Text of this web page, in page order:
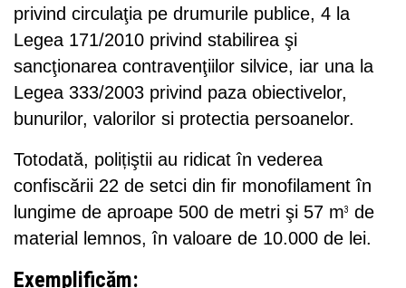
privind circulaţia pe drumurile publice, 4 la
Legea 171/2010 privind stabilirea şi
sancţionarea contravenţiilor silvice, iar una la
Legea 333/2003 privind paza obiectivelor,
bunurilor, valorilor si protectia persoanelor.
Totodată, polițiştii au ridicat în vederea
confiscării 22 de setci din fir monofilament în
lungime de aproape 500 de metri şi 57 m3
de
material lemnos, în valoare de 10.000 de lei.
Exemplificăm: